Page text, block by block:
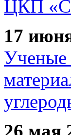
ЦКП
17
Ученые
26 мая